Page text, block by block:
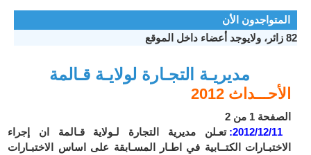
المتواجدون الأن
82 زائر، ولايوجد أعضاء داخل الموقع
مديريـة التجـارة لولايـة قـالمة
الأحـــداث 2012
الصفحة 1 من 2
2012/12/11:
تعـلن مديرية التجارة لـولاية قـالمة ان إجراء
الاختبـارات الكتــابية في اطـار المسـابقة على اساس الاختبـارات